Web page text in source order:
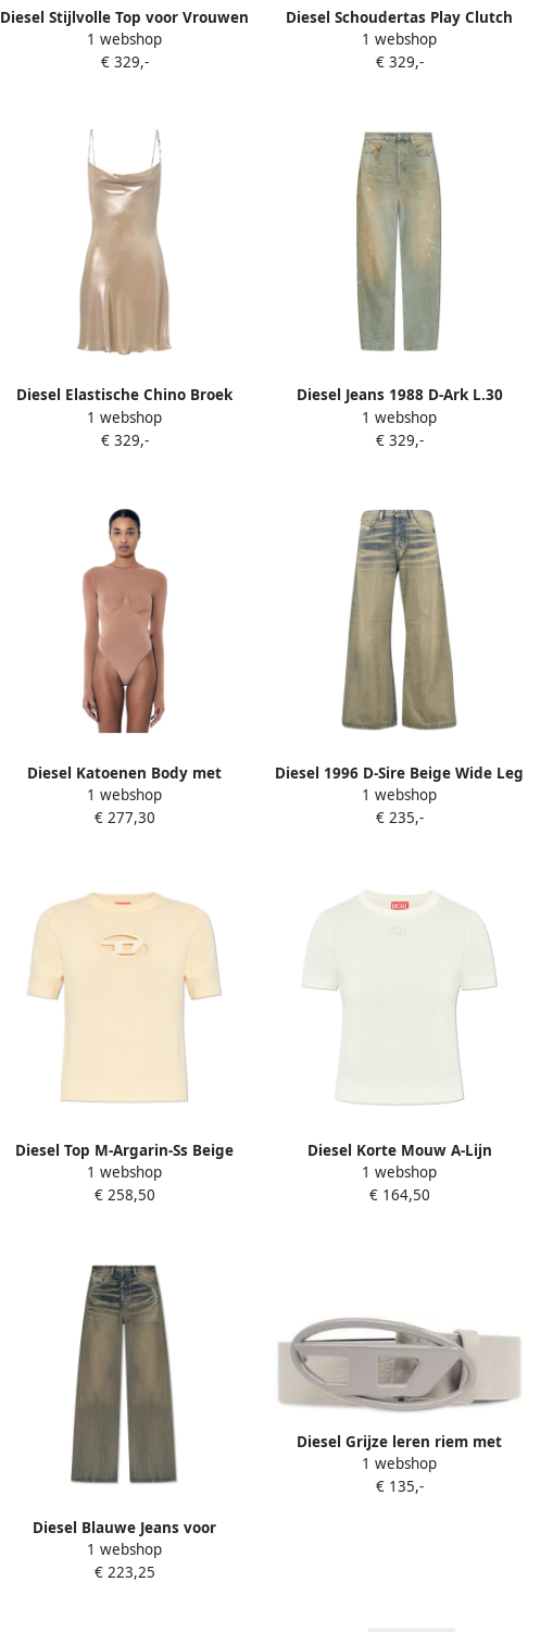
Diesel Stijlvolle Top voor Vrouwen
Beige Dames
1 webshop
€ 329,-
Diesel Schoudertas Play Clutch
Beige Dames
1 webshop
€ 329,-
Diesel Elastische Chino Broek
voor Mannen Beige Dames
1 webshop
€ 329,-
Diesel Jeans 1988 D-Ark L.30
Beige Dames
1 webshop
€ 329,-
Diesel Katoenen Body met
Ingebouwde Ondersteuning
Beige Dames
1 webshop
€ 277,30
Diesel 1996 D-Sire Beige Wide Leg
Jeans Beige Dames
1 webshop
€ 235,-
Diesel Top M-Argarin-Ss Beige
Dames
1 webshop
€ 258,50
Diesel Korte Mouw A-Lijn
Gebreide Top White Dames
1 webshop
€ 164,50
Diesel Blauwe Jeans voor
Vrouwen Blue Dames
1 webshop
€ 223,25
Diesel Grijze leren riem met
grijze gesp Gray
1 webshop
€ 135,-